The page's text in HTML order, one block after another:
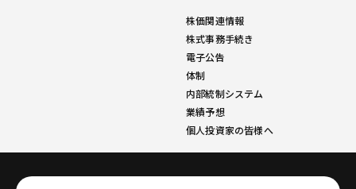
株価関連情報
株式事務手続き
電子公告
体制
内部統制システム
業績予想
個人投資家の皆様へ